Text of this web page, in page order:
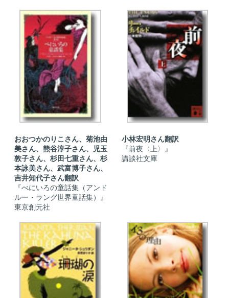
おおつかのりこさん、菊池由
美さん、熊谷淳子さん、児玉
敦子さん、杉田七重さん、杉
本詠美さん、武富博子さん、
吉井知代子さん翻訳
『べにいろの童話集（アンド
ルー・ラング世界童話集）』
東京創元社
小林宏明さん翻訳
『前夜〈上〉』
講談社文庫